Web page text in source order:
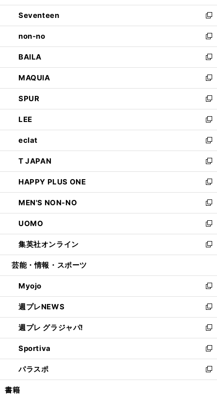
開
く
ウ
で
開
く
ン
ド
ウ
で
開
く
Seventeen
新
し
い
ウ
ィ
ン
ド
ウ
で
開
く
non-no
新
し
い
ウ
ィ
ン
ド
ウ
で
開
く
BAILA
新
し
い
ウ
ィ
ン
ド
ウ
で
開
く
MAQUIA
新
し
い
ウ
ィ
ン
ド
ウ
で
開
く
SPUR
新
し
い
ウ
ィ
ン
ド
ウ
で
開
く
LEE
新
し
い
ウ
ィ
ン
ド
ウ
で
開
く
eclat
新
し
い
ウ
ィ
ン
ド
ウ
で
開
く
T JAPAN
新
し
い
ウ
ィ
ン
ド
ウ
で
開
HAPPY PLUS ONE
新
し
い
ウ
ィ
ン
ド
ウ
開
く
MEN'S NON-NO
新
し
い
ウ
ィ
ン
ウ
で
開
く
UOMO
新
し
い
ウ
ン
ド
ウ
で
開
く
集英社オンライン
新
し
ウ
ィ
ン
ド
ウ
で
開
く
芸能・情報・スポーツ
Myojo
新
し
い
ウ
ィ
ン
ド
ウ
で
開
週プレNEWS
新
し
い
ウ
ィ
ン
ド
ウ
週プレ グラジャパ!
新
し
い
ウ
ィ
ン
Sportiva
新
し
い
ウ
パラスポ
新
し
書籍